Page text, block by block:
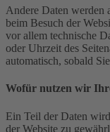
Andere Daten werden
beim Besuch der
vor allem technische
oder Uhrzeit des
automatisch, sobald
Wofür nutzen wir
Ein Teil der Daten
der Website zu